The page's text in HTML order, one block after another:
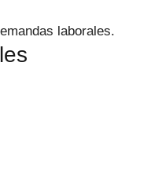
laborales.